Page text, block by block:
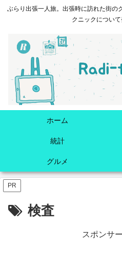
ぶらり出張一人旅。出張時に訪れた街の
クニックについて
ホーム
統計
グルメ
PR
検査
スポンサ